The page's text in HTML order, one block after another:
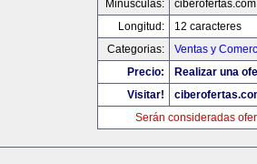
Minusculas:
ciberofertas.com
Longitud:
12 caracteres
Categorias:
Ventas y
Precio:
Realizar una
Visitar!
Serán consideradas